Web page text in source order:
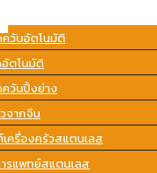
วันอัตโนมัติ
ตโนมัติ
วันปิ้งย่าง
จากจีน
ครื่องครัวสแตนเลส
รแพทย์สแตนเลส